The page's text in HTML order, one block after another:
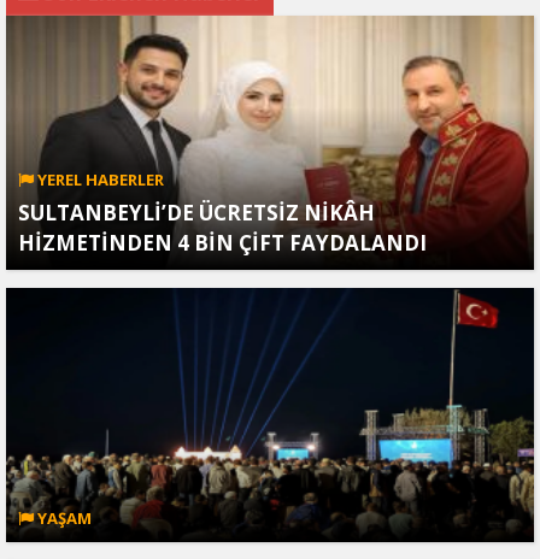
YEREL HABERLER
SULTANBEYLİ’DE ÜCRETSİZ NİKÂH
HİZMETİNDEN 4 BİN ÇİFT FAYDALANDI
YAŞAM